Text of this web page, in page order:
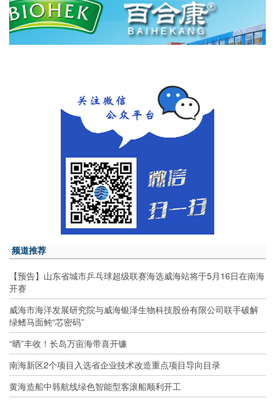
频道推荐
【预告】山东省城市乒乓球超级联赛海选威海站将于5月16日在南海
开赛
威海市海洋发展研究院与威海银泽生物科技股份有限公司联手破解
绿鳍马面鲀“芯密码”
“晒”丰收！长岛万亩海带喜开镰
南海新区2个项目入选省企业技术改造重点项目导向目录
黄海造船中韩航线绿色智能型客滚船顺利开工